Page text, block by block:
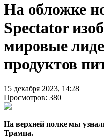
На обложке
Spectator
мировые
продуктов
15 декабря 2023, 14:28
Просмотров: 380
На верхней полке мы
Трампа.